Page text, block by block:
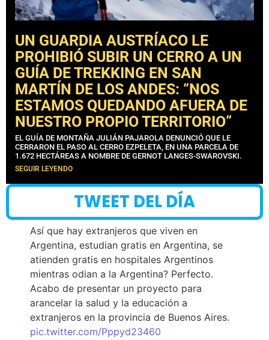
UN GUARDIA AUSTRÍACO LE
PROHIBIÓ SUBIR UN CERRO A UN
GUÍA DE TREKKING EN SAN
MARTÍN DE LOS ANDES: “NOS
ESTAMOS QUEDANDO AFUERA DE
NUESTRO PROPIO TERRITORIO”
EL GUÍA DE MONTAÑA JULIÁN PAJAROLA DENUNCIÓ QUE LE
CERRARON EL PASO AL CERRO EZPELETA, EN UNA PARCELA DE
1.672 HECTÁREAS A NOMBRE DE GERNOT LANGES-SWAROVSKI.
SEGUIR LEYENDO
TWEET DEL DÍA
Así que hay extranjeros que viven en
Argentina, estudian gratis en Argentina, se
atienden gratis en hospitales Argentinos
mientras odian a la Argentina? Perfecto.
Acabo de presentar un proyecto para
arancelar la salud y la educación a
extranjeros en la provincia de Buenos Aires.
pic.twitter.com/Pppyd23460